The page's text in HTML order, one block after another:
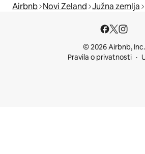
Airbnb Novi Zeland Južna zemlja
© 2026 Airbnb, Inc.
Pravila o privatnosti